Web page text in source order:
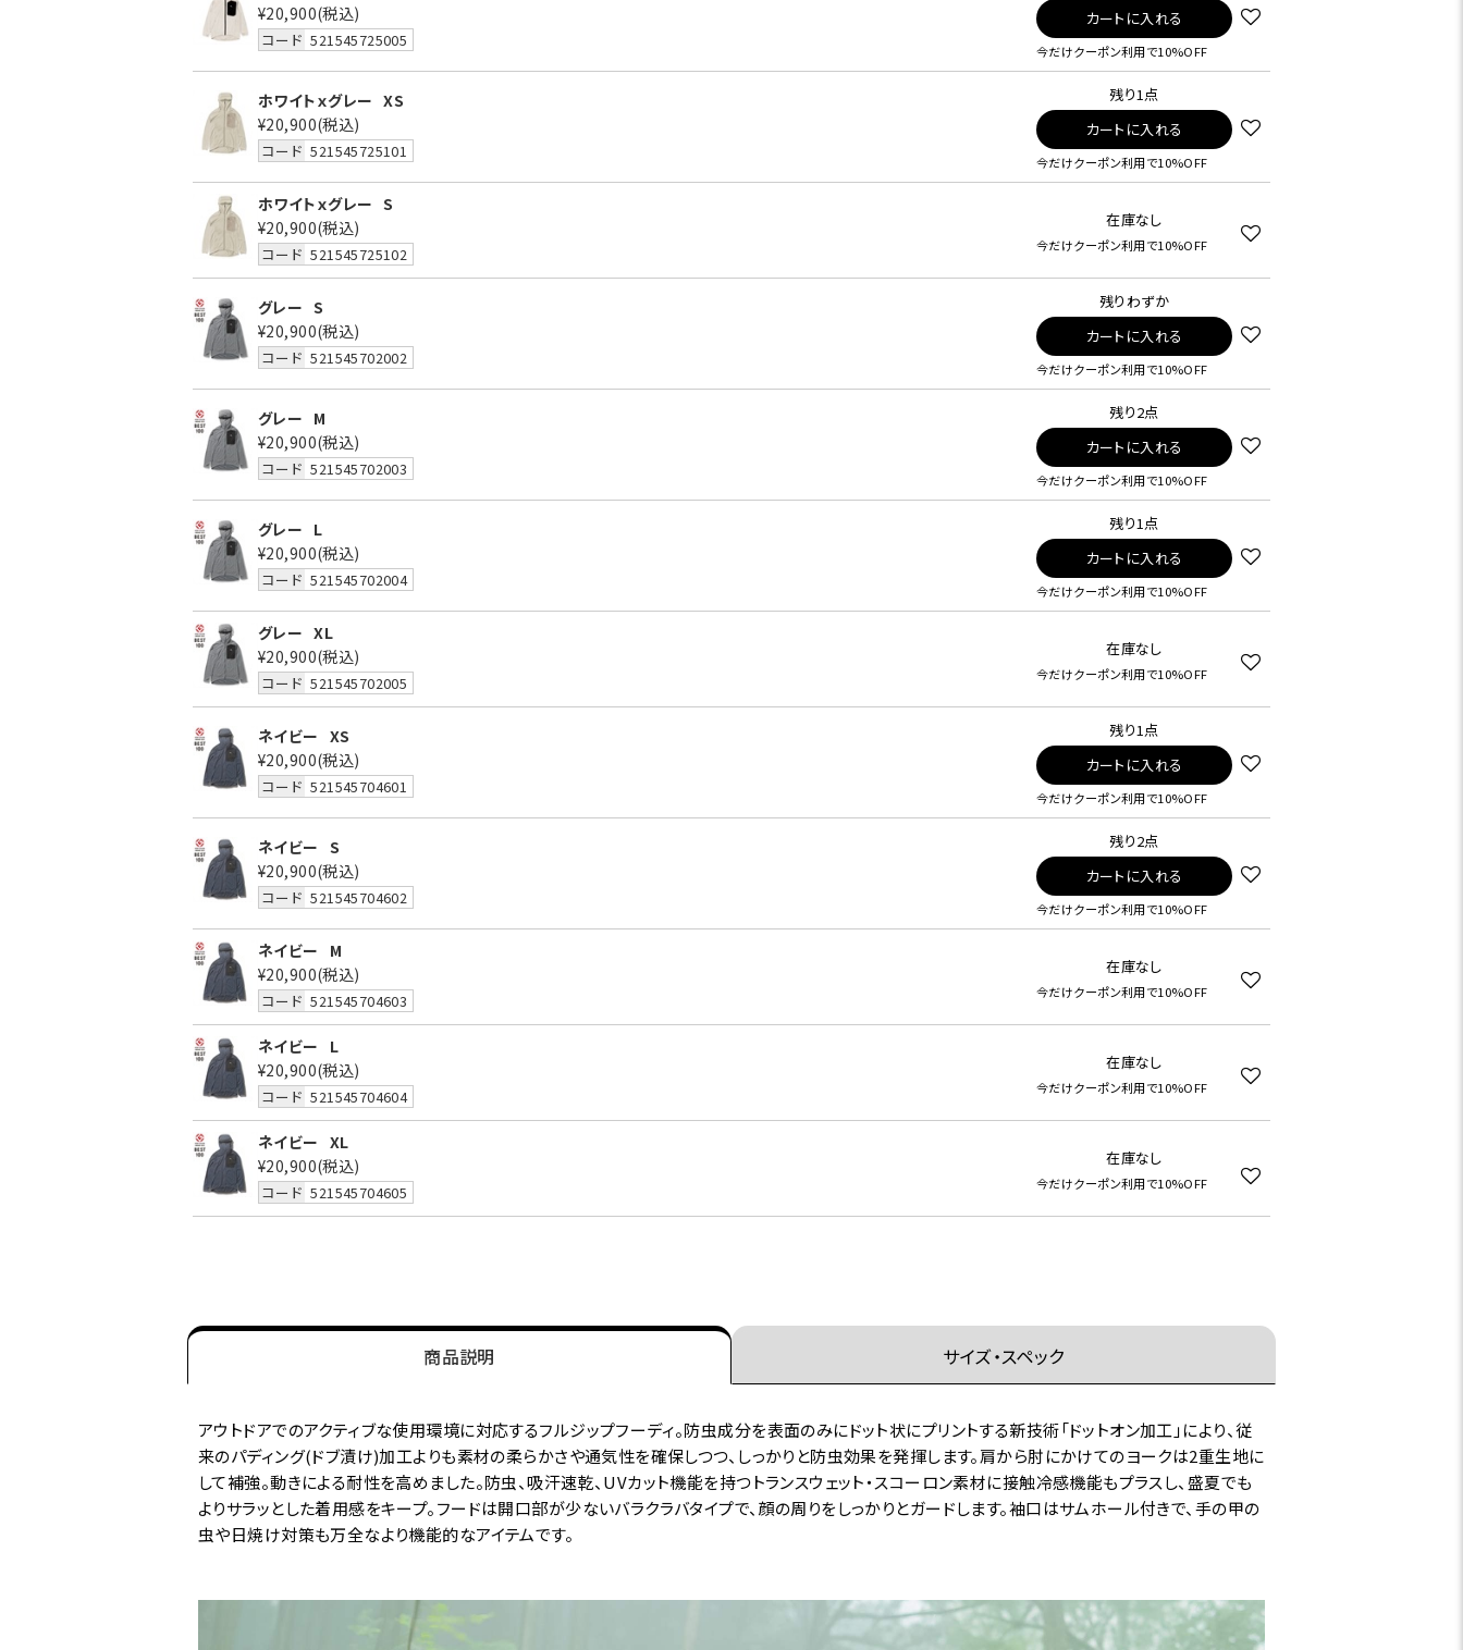
¥20,900(税込)
コード 521545725005
カートに入れる
今だけクーポン利用で10%OFF
ホワイトｘグレー XS
¥20,900(税込)
コード 521545725101
残り1点
カートに入れる
今だけクーポン利用で10%OFF
ホワイトｘグレー S
¥20,900(税込)
コード 521545725102
在庫なし
今だけクーポン利用で10%OFF
グレー S
¥20,900(税込)
コード 521545702002
残りわずか
カートに入れる
今だけクーポン利用で10%OFF
グレー M
¥20,900(税込)
コード 521545702003
残り2点
カートに入れる
今だけクーポン利用で10%OFF
グレー L
¥20,900(税込)
コード 521545702004
残り1点
カートに入れる
今だけクーポン利用で10%OFF
グレー XL
¥20,900(税込)
コード 521545702005
在庫なし
今だけクーポン利用で10%OFF
ネイビー XS
¥20,900(税込)
コード 521545704601
残り1点
カートに入れる
今だけクーポン利用で10%OFF
ネイビー S
¥20,900(税込)
コード 521545704602
残り2点
カートに入れる
今だけクーポン利用で10%OFF
ネイビー
M
¥20,900(税込)
コード 521545704603
在庫なし
今だけクーポン利用で10%OFF
ネイビー
L
¥20,900(税込)
コード 521545704604
在庫なし
今だけクーポン利用で10%OFF
ネイビー XL
¥20,900(税込)
コード 521545704605
在庫なし
今だけクーポン利用で10%OFF
商品説明 サイズ・スペック
アウトドアでのアクティブな使用環境に対応するフルジップフーディ。防虫成分を表面のみにドット状にプリントする新技術「ドットオン加工」により、従
来のパディング(ドブ漬け)加工よりも素材の柔らかさや通気性を確保しつつ、しっかりと防虫効果を発揮します。肩から肘にかけてのヨークは2重生地に
して補強。動きによる耐性を高めました。防虫、吸汗速乾、UVカット機能を持つトランスウェット・スコーロン素材に接触冷感機能もプラスし、盛夏でも
よりサラッとした着用感をキープ。フードは開口部が少ないバラクラバタイプで、顔の周りをしっかりとガードします。袖口はサムホール付きで、手の甲の
虫や日焼け対策も万全なより機能的なアイテムです。